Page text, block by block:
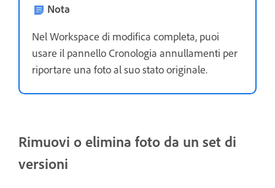
Nota
Nel Workspace di modifica completa, puoi
usare il pannello Cronologia annullamenti per
riportare una foto al suo stato originale.
Rimuovi o elimina foto da un set di
versioni